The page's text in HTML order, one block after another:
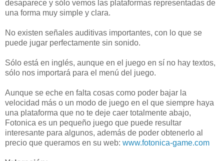
desaparece y sólo vemos las plataformas representadas de
una forma muy simple y clara.
No existen señales auditivas importantes, con lo que se
puede jugar perfectamente sin sonido.
Sólo está en inglés, aunque en el juego en sí no hay textos,
sólo nos importará para el menú del juego.
Aunque se eche en falta cosas como poder bajar la
velocidad más o un modo de juego en el que siempre haya
una plataforma que no te deje caer totalmente abajo,
Fotonica es un pequeño juego que puede resultar
interesante para algunos, además de poder obtenerlo al
precio que queramos en su web: www.fotonica-game.com